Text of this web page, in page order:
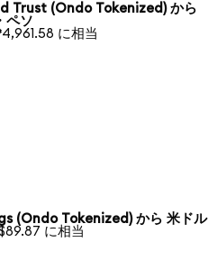
Trust (Ondo Tokenized) から
ペソ
に相当
(Ondo Tokenized) から 米ドル
に相当